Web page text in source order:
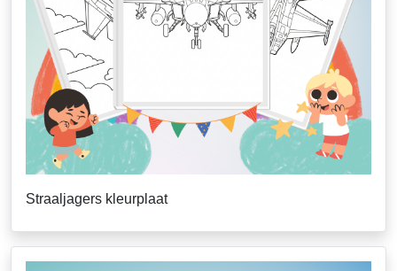
Straaljagers kleurplaat